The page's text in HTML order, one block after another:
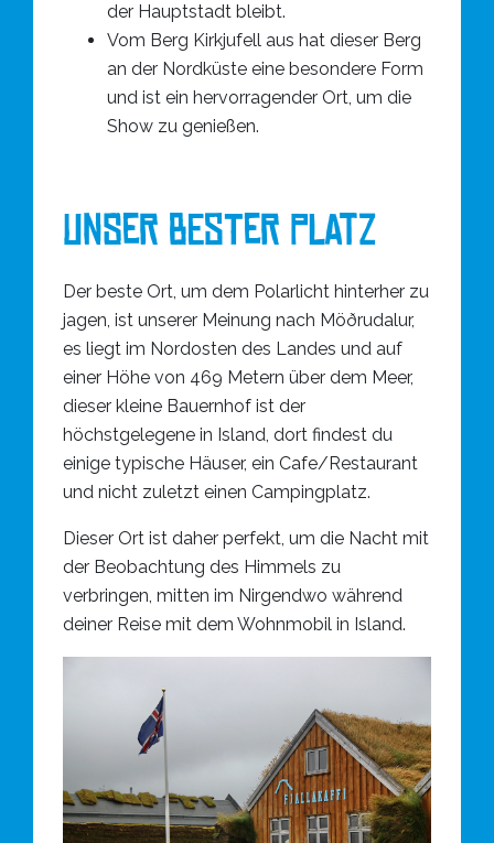
der Hauptstadt bleibt.
Vom Berg Kirkjufell aus hat dieser Berg
an der Nordküste eine besondere Form
und ist ein hervorragender Ort, um die
Show zu genießen.
Unser bester Platz
Der beste Ort, um dem Polarlicht hinterher zu
jagen, ist unserer Meinung nach Möðrudalur,
es liegt im Nordosten des Landes und auf
einer Höhe von 469 Metern über dem Meer,
dieser kleine Bauernhof ist der
höchstgelegene in Island, dort findest du
einige typische Häuser, ein Cafe/Restaurant
und nicht zuletzt einen Campingplatz.
Dieser Ort ist daher perfekt, um die Nacht mit
der Beobachtung des Himmels zu
verbringen, mitten im Nirgendwo während
deiner Reise mit dem Wohnmobil in Island.